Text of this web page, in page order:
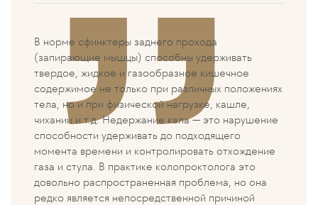
В норме сфинктеры заднего прохода
(запирающие мышцы) способны удерживать
твердое, жидкое и газообразное кишечное
содержимое не только при различных положениях
тела, но и при физической нагрузке, кашле,
чихании и т.д. Недержание кала — это нарушение
способности удерживать до подходящего
момента времени и контролировать отхождение
газа и стула. В практике колопроктолога это
довольно распространенная проблема, но она
редко является непосредственной причиной